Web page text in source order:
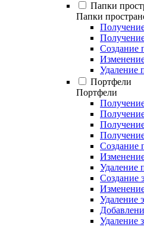
Папки
Папки
Создание
Удаление
Портфели
Портфели
Создание
Удаление
Создание
Удаление
Удаление